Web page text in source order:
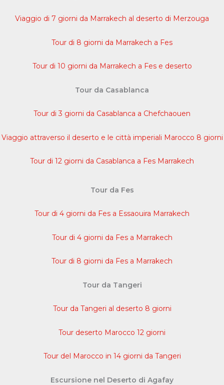
Viaggio di 7 giorni da Marrakech al deserto di Merzouga
Tour di 8 giorni da Marrakech a Fes
Tour di 10 giorni da Marrakech a Fes e deserto
Tour da Casablanca
Tour di 3 giorni da Casablanca a Chefchaouen
Viaggio attraverso il deserto e le città imperiali Marocco 8 giorni
Tour di 12 giorni da Casablanca a Fes Marrakech
Tour da Fes
Tour di 4 giorni da Fes a Essaouira Marrakech
Tour di 4 giorni da Fes a Marrakech
Tour di 8 giorni da Fes a Marrakech
Tour da Tangeri
Tour da Tangeri al deserto 8 giorni
Tour deserto Marocco 12 giorni
Tour del Marocco in 14 giorni da Tangeri
Escursione nel Deserto di Agafay